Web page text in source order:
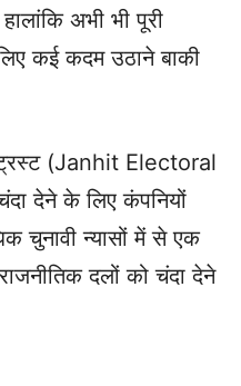
अभी भी पूरी
कई कदम उठाने बाकी
ट्रस्ट (Janhit Electoral
देने के लिए कंपनियों
चुनावी न्यासों में से एक
दलों को चंदा देने